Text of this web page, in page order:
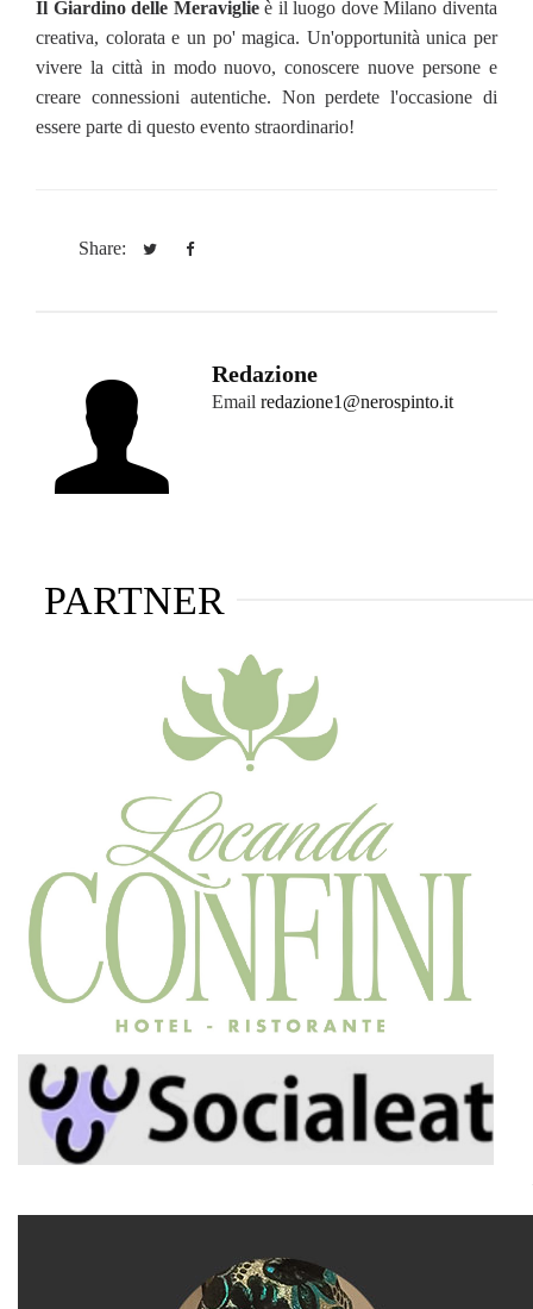
Il Giardino delle Meraviglieè il luogo dove Milano diventa
creativa, colorata e un po' magica. Un'opportunità unica per
vivere la città in modo nuovo, conoscere nuove persone e
creare connessioni autentiche. Non perdete l'occasione di
essere parte di questo evento straordinario!
Share:
Redazione
Email redazione1@nerospinto.it
PARTNER